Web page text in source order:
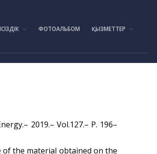
Эксперименттік база
ИВГ.1М реакторы
ФОТОАЛЬБОМ
ҚЫЗМЕТТЕР
2019.– Vol.127.– P. 196–
of the material obtained on the